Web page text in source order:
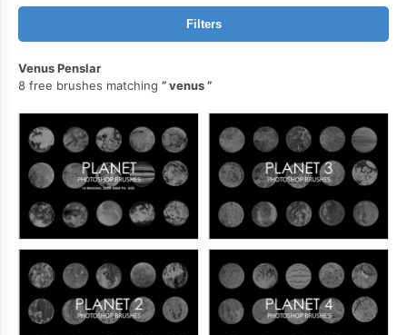
Filters
Venus Penslar
8 free brushes matching
venus